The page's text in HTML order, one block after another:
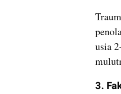
usia
3.